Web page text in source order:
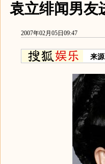
袁立绯闻男友
2007年02月05日09:47
来